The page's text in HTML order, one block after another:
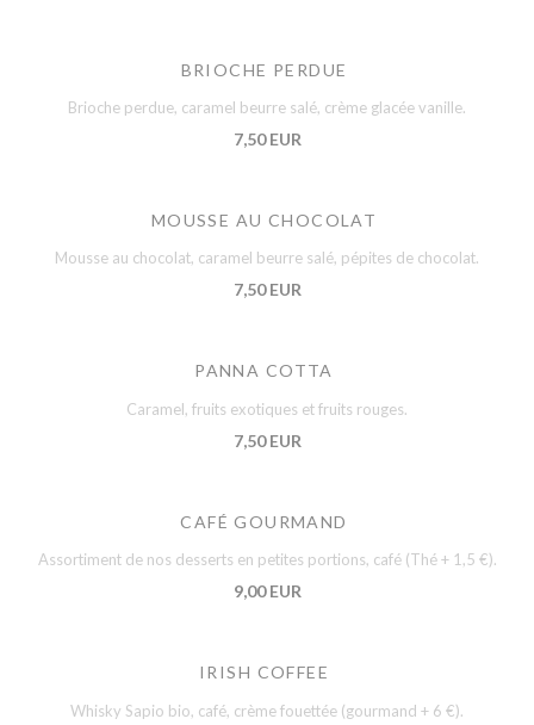
BRIOCHE PERDUE
Brioche perdue, caramel beurre salé, crème glacée vanille.
7,50 EUR
MOUSSE AU CHOCOLAT
Mousse au chocolat, caramel beurre salé, pépites de chocolat.
7,50 EUR
PANNA COTTA
Caramel, fruits exotiques et fruits rouges.
7,50 EUR
CAFÉ GOURMAND
Assortiment de nos desserts en petites portions, café (Thé + 1,5 €).
9,00 EUR
IRISH COFFEE
Whisky Sapio bio, café, crème fouettée (gourmand + 6 €).